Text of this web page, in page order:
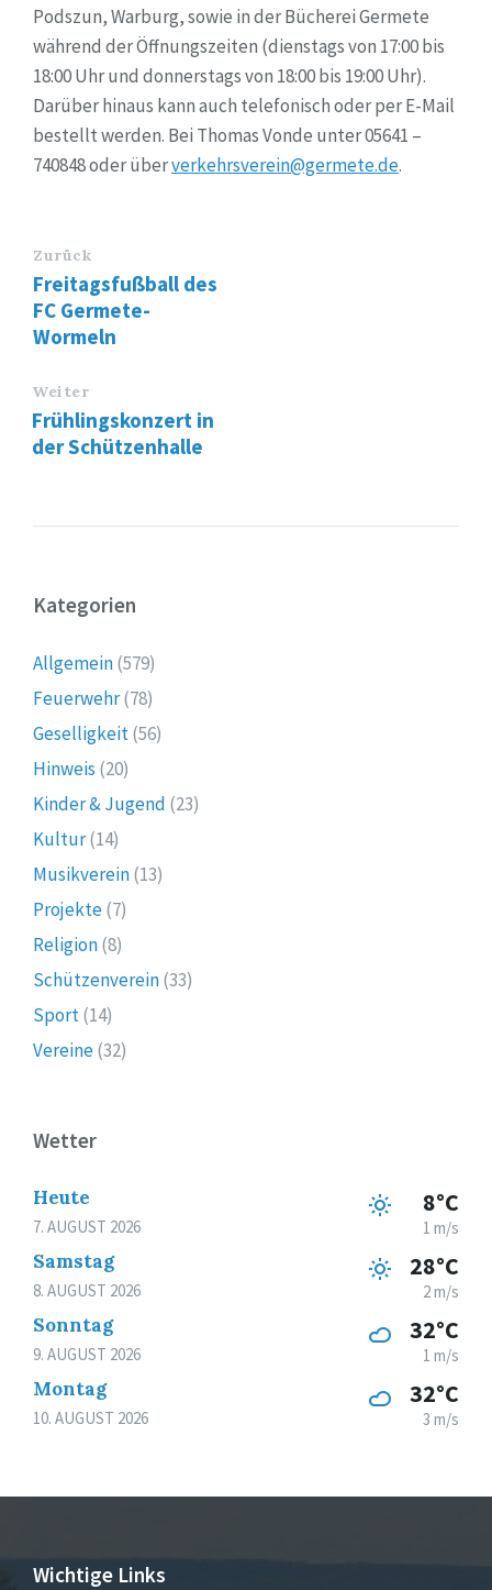
Podszun, Warburg, sowie in der Bücherei Germete
während der Öffnungszeiten (dienstags von 17:00 bis
18:00 Uhr und donnerstags von 18:00 bis 19:00 Uhr).
Darüber hinaus kann auch telefonisch oder per E-Mail
bestellt werden. Bei Thomas Vonde unter 05641 –
740848 oder überverkehrsverein@germete.de.
Zurück
Freitagsfußball des
FC Germete-
Wormeln
Weiter
Frühlingskonzert in
der Schützenhalle
Kategorien
Allgemein(579)
Feuerwehr(78)
Geselligkeit(56)
Hinweis (20)
Kinder & Jugend (23)
Kultur(14)
Musikverein(13)
Projekte(7)
Religion(8)
Schützenverein(33)
Sport(14)
Vereine(32)
Wetter
Heute
7. AUGUST 2026
8°C
1 m/s
Samstag
8. AUGUST 2026
28°C
2 m/s
Sonntag
9. AUGUST 2026
32°C
1 m/s
Montag
10. AUGUST 2026
32°C
3 m/s
Wichtige Links